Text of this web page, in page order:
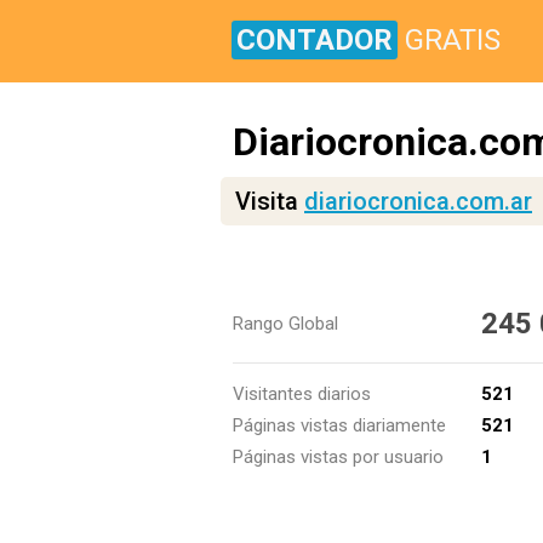
CONTADOR GRATIS
Visita diariocronica.com.ar
Rango Global 245
Visitantes diarios
521
Páginas vistas diariamente
521
Páginas vistas por usuario
1